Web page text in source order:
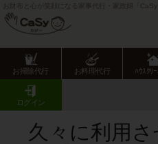
お財布と心が笑顔になる家事代行・家政婦「CaSy
お掃除代行 お料理代行 ﾊｳｽｸﾘｰ
ログイン
CaSy TOP
お客様の声･口コミ詳細
久々に利用